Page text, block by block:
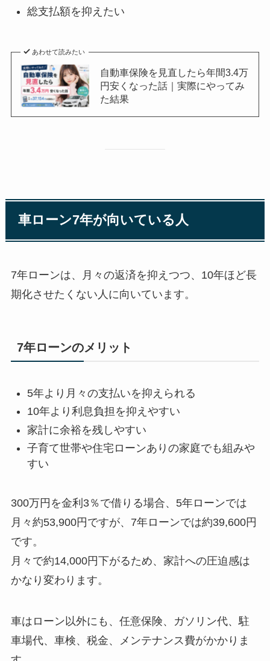
総支払額を抑えたい
あわせて読みたい
自動車保険を見直したら年間3.4万
円安くなった話｜実際にやってみ
た結果
車ローン7年が向いている人
7年ローンは、月々の返済を抑えつつ、10年ほど長
期化させたくない人に向いています。
7年ローンのメリット
5年より月々の支払いを抑えられる
10年より利息負担を抑えやすい
家計に余裕を残しやすい
子育て世帯や住宅ローンありの家庭でも組みや
すい
300万円を金利3％で借りる場合、5年ローンでは
月々約53,900円ですが、7年ローンでは約39,600円
です。
月々で約14,000円下がるため、家計への圧迫感は
かなり変わります。
車はローン以外にも、任意保険、ガソリン代、駐
車場代、車検、税金、メンテナンス費がかかりま